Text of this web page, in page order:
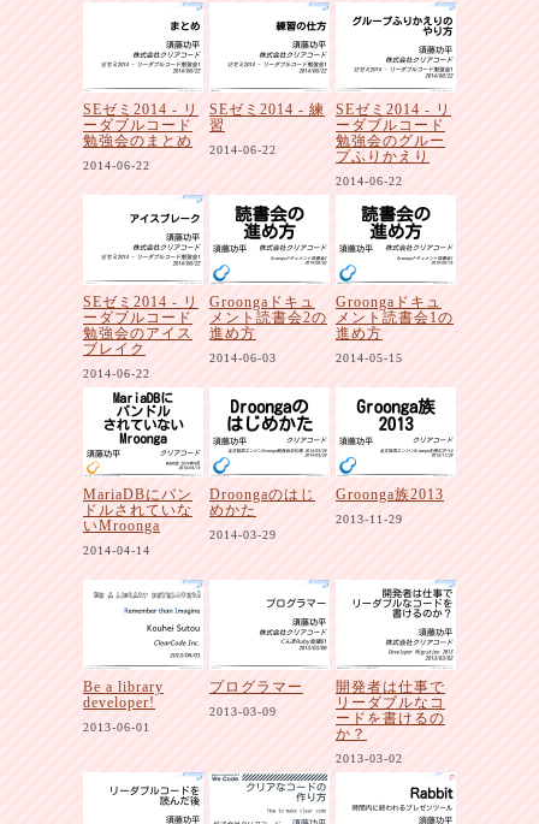
SEゼミ2014 - リ
ーダブルコード
勉強会のまとめ
2014-06-22
SEゼミ2014 - 練
習
2014-06-22
SEゼミ2014 - リ
ーダブルコード
勉強会のグルー
プふりかえり
2014-06-22
SEゼミ2014 - リ
ーダブルコード
勉強会のアイス
ブレイク
2014-06-22
Groongaドキュ
メント読書会2の
進め方
2014-06-03
Groongaドキュ
メント読書会1の
進め方
2014-05-15
MariaDBにバン
ドルされていな
いMroonga
2014-04-14
Droongaのはじ
めかた
2014-03-29
Groonga族2013
2013-11-29
Be a library
developer!
2013-06-01
プログラマー
2013-03-09
開発者は仕事で
リーダブルなコ
ードを書けるの
か？
2013-03-02